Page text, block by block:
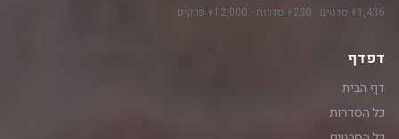
1,436+ סרטים · 230+ סדרות · 12,000+ פרקים
דפדף
דף הבית
כל הסדרות